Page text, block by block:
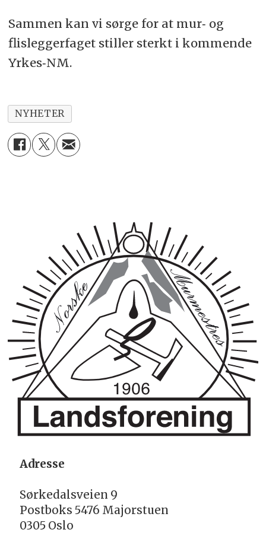
Sammen kan vi sørge for at mur‑ og
flisleggerfaget stiller sterkt i kommende
Yrkes‑NM.
NYHETER
Adresse
Sørkedalsveien 9
Postboks 5476 Majorstuen
0305 Oslo